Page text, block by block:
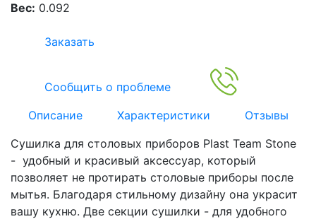
Вес: 0.092
Заказать
Сообщить о проблеме
Описание
Характеристики
Отзывы
Сушилка для столовых приборов Plast Team Stone
- удобный и красивый аксессуар, который
позволяет не протирать столовые приборы после
мытья. Благодаря стильному дизайну она украсит
вашу кухню. Две секции сушилки - для удобного